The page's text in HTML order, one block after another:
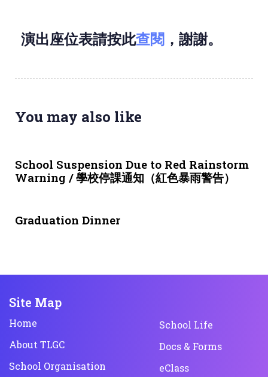
演出座位表請按此查閱 ，謝謝。
You may also like
3 weeks agoNEWS & EVENTS
School Suspension Due to Red Rainstorm
Warning / 學校停課通知（紅色暴雨警告）
4 weeks agoNEWS & EVENTS
Site Map